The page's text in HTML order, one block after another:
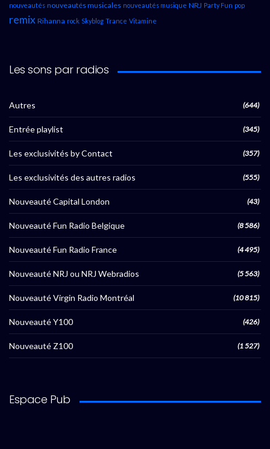
nouveautés nouveautés musicales nouveautés musique NRJ Party Fun pop
remix Rihanna rock Skyblog Trance Vitamine
Les sons par radios
Autres (644)
Entrée playlist (345)
Les exclusivités by Contact (357)
Les exclusivités des autres radios (555)
Nouveauté Capital London (43)
Nouveauté Fun Radio Belgique (8 586)
Nouveauté Fun Radio France (4 495)
Nouveauté NRJ ou NRJ Webradios (5 563)
Nouveauté Virgin Radio Montréal (10 815)
Nouveauté Y100 (426)
Nouveauté Z100 (1 527)
Espace Pub